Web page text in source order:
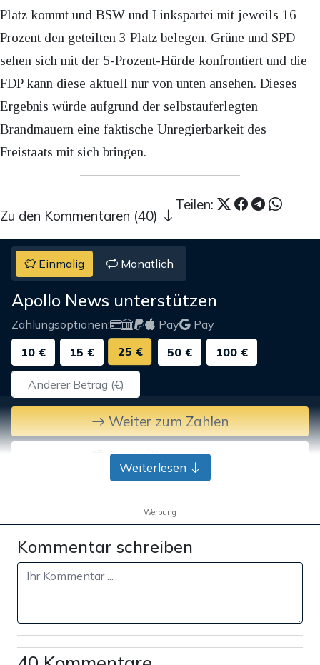
Platz kommt und BSW und Linkspartei mit jeweils 16
Prozent den geteilten 3 Platz belegen. Grüne und SPD
sehen sich mit der 5-Prozent-Hürde konfrontiert und die
FDP kann diese aktuell nur von unten ansehen. Dieses
Ergebnis würde aufgrund der selbstauferlegten
Brandmauern eine faktische Unregierbarkeit des
Freistaats mit sich bringen.
Teilen:
Zu den Kommentaren (40)
Einmalig Monatlich
Apollo News unterstützen
Zahlungsoptionen: Pay
Pay
10 €
15 € 25 € 50 € 100 €
Weiter zum Zahlen
Bank-Überweisung
Weiterlesen
Werbung
Kommentar schreiben